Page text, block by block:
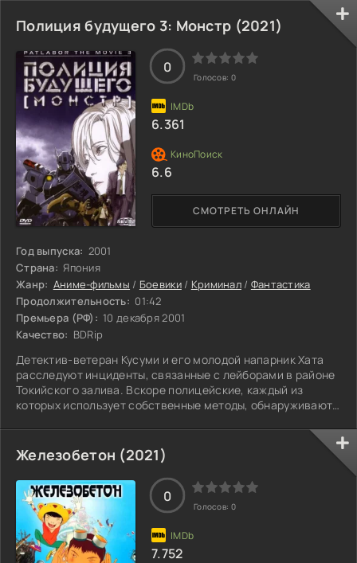
себя Кукловод.
Полиция будущего 3: Монстр (2021)
Год выпуска: 2001
Страна: Япония
Жанр: Аниме-фильмы / Боевики/ Криминал/ Фантастика
Продолжительность: 01:42
Премьера (РФ): 10 декабря 2001
Качество: BDRip
Детектив-ветеран Кусуми и его молодой напарник Хата
расследуют инциденты, связанные с лейборами в районе
Токийского залива. Вскоре полицейские, каждый из
которых использует собственные методы, обнаруживают
Продолжая расследование, Кусуми начинает
подозревать, что в деле замешана новая подруга Хаты —
исследовательница-генетик Саэко.
СМОТРЕТЬ ОНЛАЙН
0
Голосов: 0
6.361
6.6
Железобетон (2021)
0
Голосов: 0
7.752